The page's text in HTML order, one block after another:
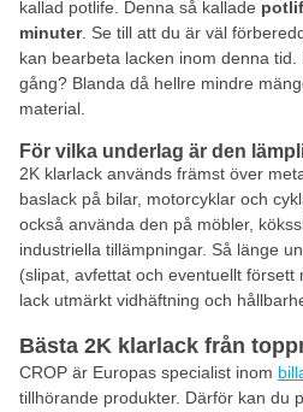
kallad potlife. Denna så kallade
minuter. Se till att du är väl
kan bearbeta lacken inom denna
gång? Blanda då hellre mindre
material.
För vilka underlag är den
2K klarlack används främst över
baslack på bilar, motorcyklar och
också använda den på möbler,
industriella tillämpningar. Så länge
(slipat, avfettat och eventuellt
lack utmärkt vidhäftning och
Bästa 2K klarlack från
CROP är Europas specialist inom
tillhörande produkter. Därför kan du